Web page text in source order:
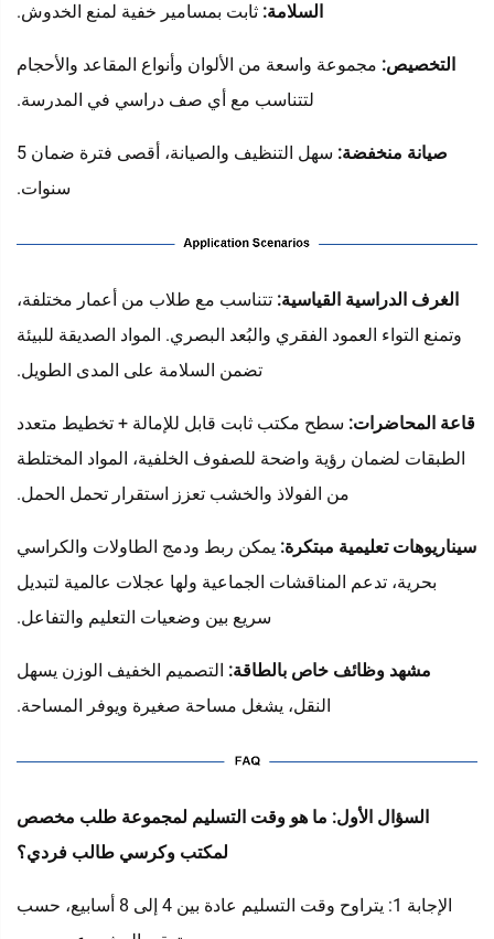
السلامة: ثابت بمسامير خفية لمنع الخدوش.
التخصيص: مجموعة واسعة من الألوان وأنواع المقاعد والأحجام
لتتناسب مع أي صف دراسي في المدرسة.
صيانة منخفضة:
سهل التنظيف والصيانة، أقصى فترة ضمان 5
سنوات.
الغرف الدراسية القياسية: تتناسب مع طلاب من أعمار مختلفة،
وتمنع التواء العمود الفقري والبُعد البصري. المواد الصديقة للبيئة
تضمن السلامة على المدى الطويل.
قاعة المحاضرات: سطح مكتب ثابت قابل للإمالة + تخطيط متعدد
الطبقات لضمان رؤية واضحة للصفوف الخلفية، المواد المختلطة
من الفولاذ والخشب تعزز استقرار تحمل الحمل.
سيناريوهات تعليمية مبتكرة: يمكن ربط ودمج الطاولات والكراسي
بحرية، تدعم المناقشات الجماعية ولها عجلات عالمية لتبديل
سريع بين وضعيات التعليم والتفاعل.
مشهد وظائف خاص بالطاقة: التصميم الخفيف الوزن يسهل
النقل، يشغل مساحة صغيرة ويوفر المساحة.
السؤال الأول: ما هو وقت التسليم لمجموعة طلب مخصص
لمكتب وكرسي طالب فردي؟
الإجابة 1: يتراوح وقت التسليم عادة بين 4 إلى 8 أسابيع، حسب